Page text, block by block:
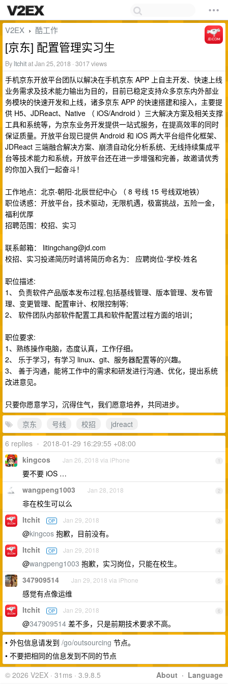
V2EX › 酷工作
[京东] 配置管理实习生
By ltchitat Jan 25, 2018 · 3017 views
手机京东开放平台团队以解决在手机京东 APP 上自主开发、快速上线
业务需求及技术能力输出为目的，目前已稳定支持众多京东内外部业
务模块的快速开发和上线，诸多京东 APP 的快速搭建和接入，主要提
供 H5、JDReact、Native （ iOS/Android ）三大解决方案及相关支撑
工具和系统等，为京东业务开发提供一站式服务，在提高效率的同时
保证质量。开放平台现已提供 Android 和 iOS 两大平台组件化框架、
JDReact 三端融合解决方案、崩溃自动化分析系统、无线持续集成平
台等技术能力和系统，开放平台还在进一步增强和完善，故邀请优秀
的你加入我们一起奋斗！
工作地点：北京-朝阳-北辰世纪中心 （ 8 号线 15 号线双地铁）
职位诱惑：开放平台，技术驱动，无限机遇，极富挑战，五险一金，
福利优厚
招聘范围：校招、实习
联系邮箱： litingchang@jd.com
校招、实习投递简历时请将简历命名为： 应聘岗位-学校-姓名
职位描述:
1、 负责软件产品版本发布过程,包括基线管理、版本管理、发布管
理、变更管理、配置审计、权限控制等;
2、 软件团队内部软件配置工具和软件配置过程方面的培训；
职位要求:
1、熟练操作电脑，态度认真，工作仔细。
2、 乐于学习，有学习 linux、git、服务器配置等的兴趣。
3、 善于沟通，能将工作中的需求和研发进行沟通、优化，提出系统
改进意见。
只要你愿意学习，沉得住气，我们愿意培养，共同进步。
京东
号线 校招
jdreact
6 replies • 2018-01-29 16:29:55 +08:00
1
kingcos Jan 26, 2018 via iPhone
要不要 iOS …
2
wangpeng1003 Jan 28, 2018
非在校生可以么
3
ltchit OP Jan 29, 2018
@kingcos 抱歉，目前没有。
4
ltchit OP Jan 29, 2018
@wangpeng1003 抱歉，实习岗位，只能在校生。
5
347909514 Jan 29, 2018 via iPhone
感觉有点像运维
6
ltchit OP Jan 29, 2018
@347909514 差不多，只是前期技术要求不高。
• 外包信息请发到 /go/outsourcing 节点。
• 不要把相同的信息发到不同的节点
About · Language
© 2026 V2EX · 31ms · 3.9.8.5